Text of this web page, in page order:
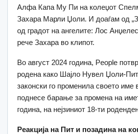
Алфа Капа Му Пи на колеџот
Захара Марли Џоли. И доаѓам од
од градот на ангелите: Лос
рече Захара во клипот.
Во август 2024 година, People
родена како Шајло Нувел Џоли-
законски го променила своето
поднесе барање за промена на
година, на нејзиниот 18-ти
Реакција на Пит и позадина на